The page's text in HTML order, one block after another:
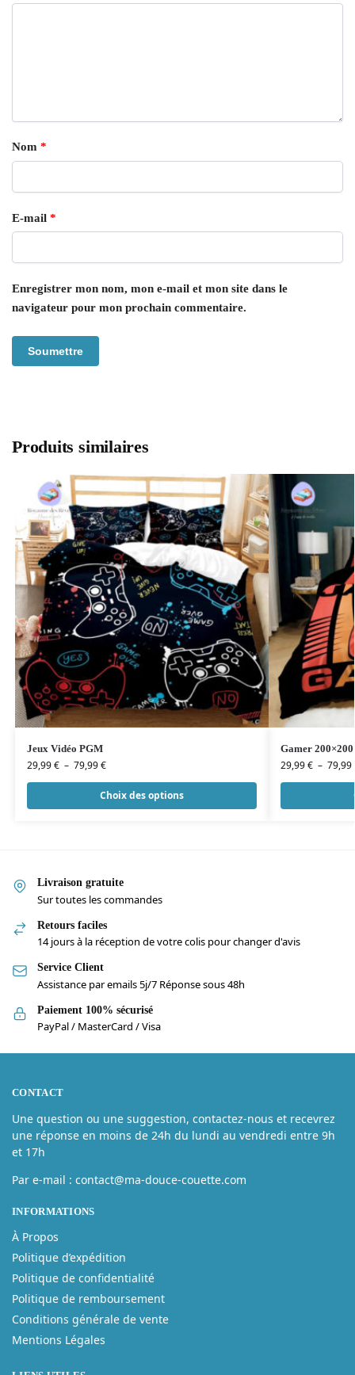
Nom *
E-mail *
Enregistrer mon nom, mon e-mail et mon site dans le
navigateur pour mon prochain commentaire.
Produits similaires
Jeux Vidéo PGM
29,99€ – 79,99€
Choix des options
Gamer 200×200
29,99€ – 79,99
Livraison gratuite
Sur toutes les commandes
Retours faciles
14 jours à la réception de votre colis pour changer d'avis
Service Client
Assistance par emails 5j/7 Réponse sous 48h
Paiement 100% sécurisé
PayPal / MasterCard / Visa
CONTACT
Une question ou une suggestion, contactez-nous et recevrez
une réponse en moins de 24h du lundi au vendredi entre 9h
et 17h
Par e-mail : contact@ma-douce-couette.com
INFORMATIONS
À Propos
Politique d’expédition
Politique de confidentialité
Politique de remboursement
Conditions générale de vente
Mentions Légales